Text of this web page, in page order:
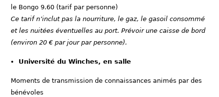
le Bongo 9.60 (tarif par personne)
Ce tarif n’inclut pas la nourriture, le gaz, le gasoil consommé
et les nuitées éventuelles au port. Prévoir une caisse de bord
(environ 20 € par jour par personne).
Université du Winches, en salle
Moments de transmission de connaissances animés par des
bénévoles